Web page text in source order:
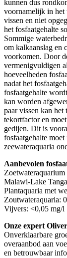
kunnen dus
voornamelijk in het
vissen en niet
het fosfaatgehalte
Sommige
om kalkaanslag en
voorkomen. Door
vermenigvuldigen
hoeveelheden
nadat het
fosfaatgehalte
kan worden
paar vissen kan het
tekortfactor en
gedijen. Dit is
fosfaatgehalte
zeewateraquaria
Aanbevolen
Malawi-Lake
Plantaquaria met
Zoutwateraquaria:
Vijvers: <0,05 mg/l
Onze expert
Onverklaarbare
overaanbod aan
en betrouwbaar